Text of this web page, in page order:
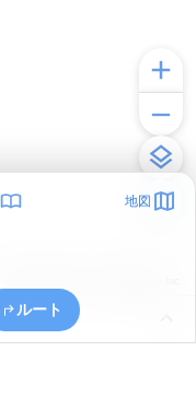
地図
ルート